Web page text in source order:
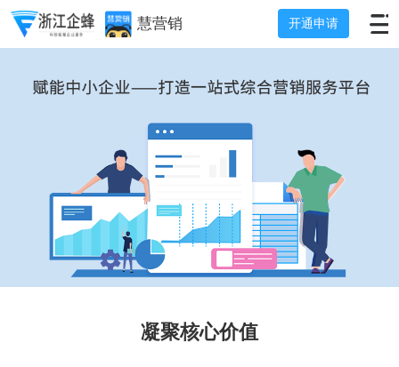
慧营销 开通申请
凝聚核心价值